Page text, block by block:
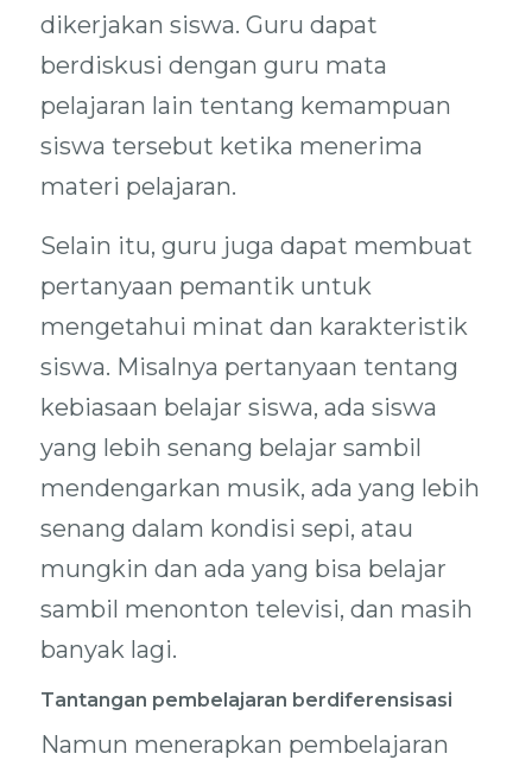
dikerjakan siswa. Guru dapat
berdiskusi dengan guru mata
pelajaran lain tentang kemampuan
siswa tersebut ketika menerima
materi pelajaran.
Selain itu, guru juga dapat membuat
pertanyaan pemantik untuk
mengetahui minat dan karakteristik
siswa. Misalnya pertanyaan tentang
kebiasaan belajar siswa, ada siswa
yang lebih senang belajar sambil
mendengarkan musik, ada yang lebih
senang dalam kondisi sepi, atau
mungkin dan ada yang bisa belajar
sambil menonton televisi, dan masih
banyak lagi.
Tantangan pembelajaran berdiferensisasi
Namun menerapkan pembelajaran